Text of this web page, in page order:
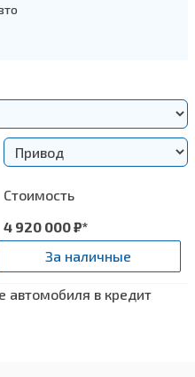
Стоимость
4 920 000₽*
За наличные
автомобиля в кредит